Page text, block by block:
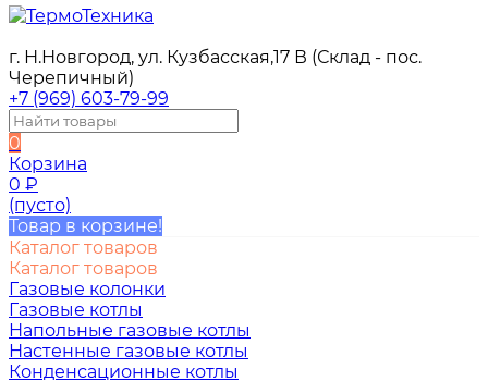
г. Н.Новгород, ул. Кузбасская,17 В (Склад - пос.
Черепичный)
+7 (969) 603-79-99
0
Корзина
0 ₽
(пусто)
Товар в корзине!
Каталог товаров
Каталог товаров
Газовые колонки
Газовые котлы
Напольные газовые котлы
Настенные газовые котлы
Конденсационные котлы